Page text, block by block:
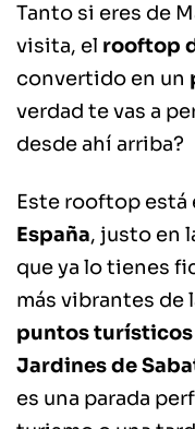
Tanto si eres de
visita, el rooftop
convertido en un
verdad te vas a
desde ahí arriba?
Este rooftop está
España, justo en
que ya lo tienes
más vibrantes de
puntos turísticos
Jardines de
es una parada